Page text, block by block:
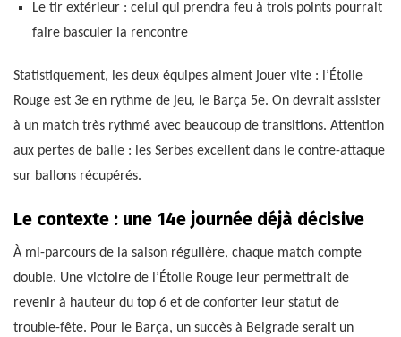
Le tir extérieur : celui qui prendra feu à trois points pourrait
faire basculer la rencontre
Statistiquement, les deux équipes aiment jouer vite : l’Étoile
Rouge est 3e en rythme de jeu, le Barça 5e. On devrait assister
à un match très rythmé avec beaucoup de transitions. Attention
aux pertes de balle : les Serbes excellent dans le contre-attaque
sur ballons récupérés.
Le contexte : une 14e journée déjà décisive
À mi-parcours de la saison régulière, chaque match compte
double. Une victoire de l’Étoile Rouge leur permettrait de
revenir à hauteur du top 6 et de conforter leur statut de
trouble-fête. Pour le Barça, un succès à Belgrade serait un